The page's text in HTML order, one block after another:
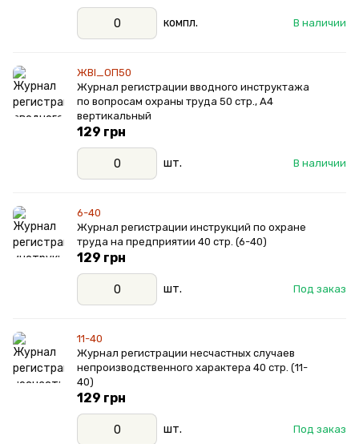
В наличии
компл.
ЖВІ_ОП50
Журнал регистрации вводного инструктажа
по вопросам охраны труда 50 стр., А4
вертикальный
В наличии
129 грн
шт.
6-40
Журнал регистрации инструкций по охране
труда на предприятии 40 стр. (6-40)
Под заказ
129 грн
шт.
11-40
Журнал регистрации несчастных случаев
непроизводственного характера 40 стр. (11-
40)
Под заказ
129 грн
шт.